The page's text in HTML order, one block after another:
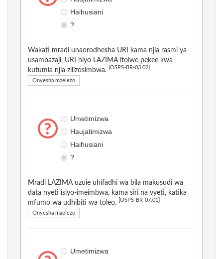
Haihusiani
?
Wakati mradi unaorodhesha URI kama njia rasmi ya
usambazaji, URI hiyo LAZIMA itolwe pekee kwa
kutumia njia zilizosimbwa.
[OSPS-BR-03.02]
Onyesha maelezo
Umetimizwa
Haujatimizwa
Haihusiani
?
Mradi LAZIMA uzuie uhifadhi wa bila makusudi wa
data nyeti isiyo-imeimbwa, kama siri na vyeti, katika
mfumo wa udhibiti wa toleo.
[OSPS-BR-07.01]
Onyesha maelezo
Umetimizwa